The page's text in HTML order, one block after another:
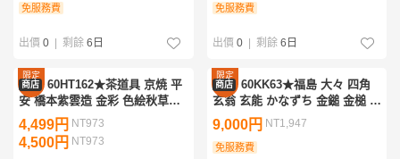
免服務費
出價 0 剩餘 6日
免服務費
出價 0 剩餘 6日
限定
優惠
商店 60HT162★茶道具 京焼 平
安 橋本紫雲造 金彩 色絵秋草文
茶碗 共箱 抹茶碗 茶器 陶器 陶芸
伝統工芸 茶陶 茶事 抹茶 骨董
4,499円 NT973
4,500円 NT973
限定
優惠
商店 60KK63★福島 大々 四角
玄翁 玄能 かなずち 金鎚 金槌 ハ
ンマー 659g 大工道具 工具
9,000円 NT1,947
免服務費